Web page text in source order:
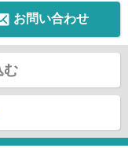
お問い合わせ
む